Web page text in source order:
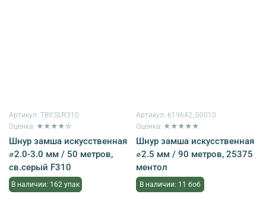
Артикул: TBY.SLR310
Оценка: ★★★★☆
Шнур замша искусственная
⌀2.0-3.0 мм / 50 метров,
св.серый F310
В наличии: 162 упак
Артикул: 619642_00010
Оценка: ★★★★★
Шнур замша искусственная
⌀2.5 мм / 90 метров, 25375
ментол
В наличии: 11 боб